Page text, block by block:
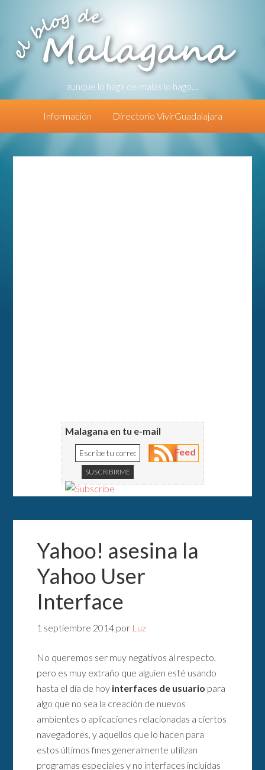
aunque lo haga de malas lo hago....
Información Directorio VivirGuadalajara
Malagana en tu e-mail
Feed
Yahoo! asesina la
Yahoo User
Interface
1 septiembre 2014 por Luz
No queremos ser muy negativos al respecto,
pero es muy extraño que alguien esté usando
hasta el día de hoy interfaces de usuario para
algo que no sea la creación de nuevos
ambientes o aplicaciones relacionadas a ciertos
navegadores, y aquellos que lo hacen para
estos últimos fines generalmente utilizan
programas especiales y no interfaces incluidas